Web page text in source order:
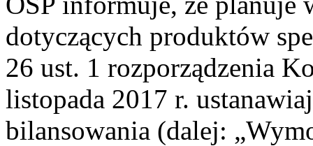
dotyczących produktów
26 ust. 1 rozporządzenia
listopada 2017 r.
bilansowania (dalej: